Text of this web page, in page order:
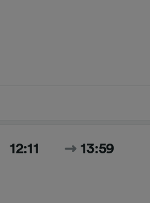
12:11 13:59